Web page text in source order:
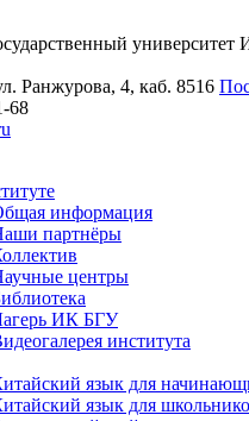
университет
Ранжурова, 4, каб. 8516
68
информация
партнёры
центры
ИК БГУ
института
язык для
язык для